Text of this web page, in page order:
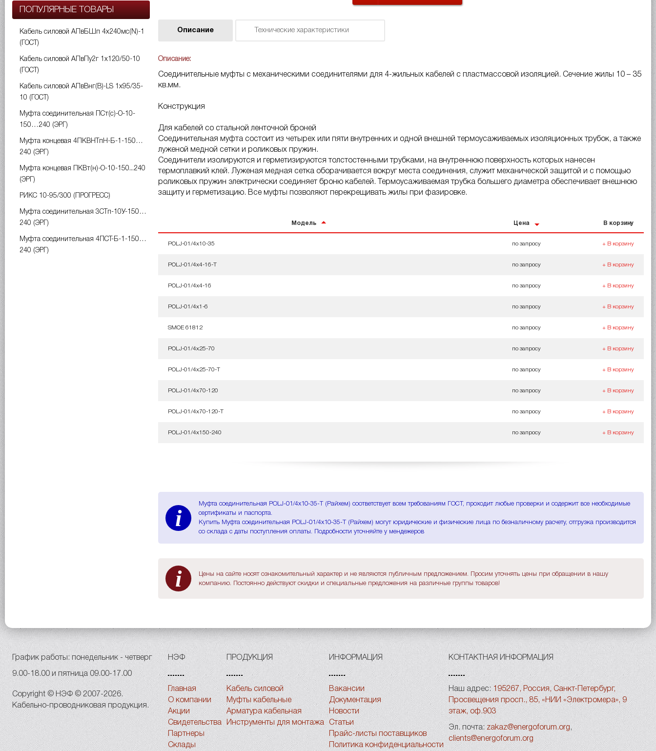
ПОПУЛЯРНЫЕ ТОВАРЫ
Кабель силовой АПвБШп 4х240мс(N)-1
(ГОСТ)
Кабель силовой АПвПу2г 1х120/50-10
(ГОСТ)
Кабель силовой АПвВнг(B)-LS 1х95/35-
10 (ГОСТ)
Муфта соединительная ПСт(с)-О-10-
150…240 (ЭРГ)
Муфта концевая 4ПКВНТпН-Б-1-150…
240 (ЭРГ)
Муфта концевая ПКВт(н)-О-10-150...240
(ЭРГ)
РИКС 10-95/300 (ПРОГРЕСС)
Муфта соединительная 3СТп-10У-150…
240 (ЭРГ)
Муфта соединительная 4ПСТ-Б-1-150…
240 (ЭРГ)
Описание Технические характеристики
Описание:
Соединительные муфты с механическими соединителями для 4-жильных кабелей с пластмассовой изоляцией. Сечение жилы 10 – 35
кв.мм.
Конструкция
Для кабелей со стальной ленточной броней
Соединительная муфта состоит из четырех или пяти внутренних и одной внешней термоусаживаемых изоляционных трубок, а также
луженой медной сетки и роликовых пружин.
Соединители изолируются и герметизируются толстостенными трубками, на внутреннюю поверхность которых нанесен
термоплавкий клей. Луженая медная сетка оборачивается вокруг места соединения, служит механической защитой и с помощью
роликовых пружин электрически соединяет броню кабелей. Термоусаживаемая трубка большего диаметра обеспечивает внешнюю
защиту и герметизацию. Все муфты позволяют перекрещивать жилы при фазировке.
Модель Цена В корзину
POLJ-01/4x10-35 по запросу + В корзину
POLJ-01/4x4-16-T по запросу + В корзину
POLJ-01/4x4-16 по запросу + В корзину
POLJ-01/4x1-6 по запросу + В корзину
SMOE 61812 по запросу + В корзину
POLJ-01/4x25-70 по запросу + В корзину
POLJ-01/4x25-70-T по запросу + В корзину
POLJ-01/4x70-120 по запросу + В корзину
POLJ-01/4x70-120-T по запросу + В корзину
POLJ-01/4x150-240 по запросу + В корзину
i
Муфта соединительная POLJ-01/4x10-35-T (Райхем) соответствует всем требованиям ГОСТ, проходит любые проверки и содержит все необходимые
сертификаты и паспорта.
Купить Муфта соединительная POLJ-01/4x10-35-T (Райхем) могут юридические и физические лица по безналичному расчету, отгрузка производится
со склада с даты поступления оплаты. Подробности уточняйте у мендежеров
i
Цены на сайте носят ознакомительный характер и не являются публичным предложением. Просим уточнять цены при обращении в нашу
компанию. Постоянно действуют скидки и специальные предложения на различные группы товаров!
НЭФ
Главная
О компании
Акции
Свидетельства
Партнеры
Склады
ПРОДУКЦИЯ
Кабель силовой
Муфты кабельные
Арматура кабельная
Инструменты для монтажа
ИНФОРМАЦИЯ
Вакансии
Документация
Новости
Статьи
Прайс-листы поставщиков
Политика конфиденциальности
КОНТАКТНАЯ ИНФОРМАЦИЯ
Наш адрес: 195267, Россия, Санкт-Петербург,
Просвещения просп., 85, «НИИ «Электромера», 9
этаж, оф.903
Эл. почта: zakaz@energoforum.org ,
clients@energoforum.org
График работы: понедельник - четверг
9.00-18.00 и пятница 09.00-17.00
Copyright © НЭФ © 2007-2026.
Кабельно-проводниковая продукция.